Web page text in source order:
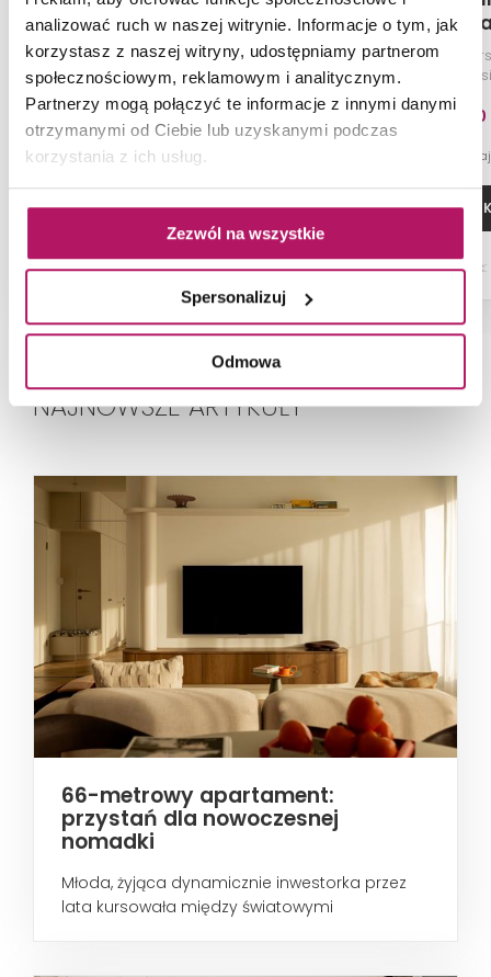
analizować ruch w naszej witrynie. Informacje o tym, jak
korzystasz z naszej witryny, udostępniamy partnerom
społecznościowym, reklamowym i analitycznym.
Partnerzy mogą połączyć te informacje z innymi danymi
otrzymanymi od Ciebie lub uzyskanymi podczas
korzystania z ich usług.
Zezwól na wszystkie
Spersonalizuj
Odmowa
Mat
Płytka stopnicowa (gr. 8 mm),
29,6x59,8 cm
49,40 PLN
ZOBACZ PRODUKT
Dostępność:na zamówienie
Płytka
barwiony w
154,70
-4% od 161,20 PLN
DODAJ DO
Dostępność:
NAJNOWSZE ARTYKUŁY
66-metrowy apartament:
przystań dla nowoczesnej
nomadki
Młoda, żyjąca dynamicznie inwestorka przez
lata kursowała między światowymi